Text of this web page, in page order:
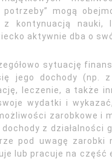
potrzeby” mogą
z kontynuacją nauki,
aktywnie dba o
sytuację
jego dochody (np.
leczenie, a także
wydatki i
zarobkowe i
z działalności
pod uwagę
lub pracuje na